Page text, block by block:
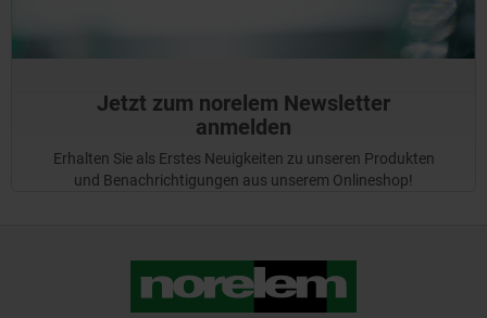
Jetzt zum norelem Newsletter
anmelden
Erhalten Sie als Erstes Neuigkeiten zu unseren Produkten
und Benachrichtigungen aus unserem Onlineshop!